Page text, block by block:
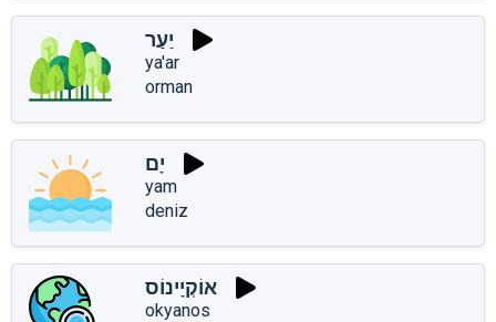
יַעַר
ya'ar
orman
יָם
yam
deniz
אוֹקְיָינוֹס
okyanos